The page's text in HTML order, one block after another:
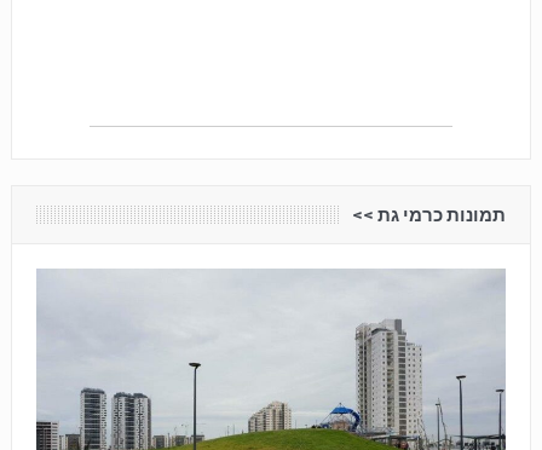
תמונות כרמי גת <<